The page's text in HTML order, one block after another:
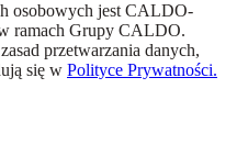
osobowych jest CALDO-
ramach Grupy CALDO.
przetwarzania danych,
się w Polityce Prywatności.